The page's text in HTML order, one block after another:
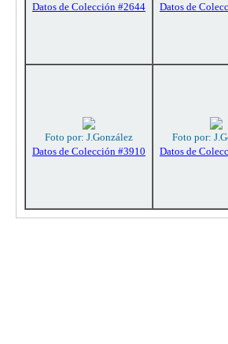
Datos de Colección #2644
Datos de
Foto por: J.González
Datos de Colección #3910
Foto por:
Datos de